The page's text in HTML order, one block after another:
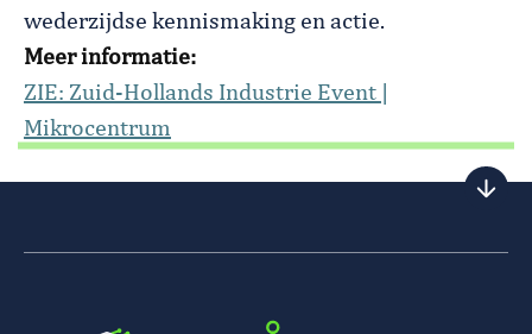
wederzijdse kennismaking en actie.
Meer informatie:
ZIE: Zuid-Hollands Industrie Event |
Mikrocentrum